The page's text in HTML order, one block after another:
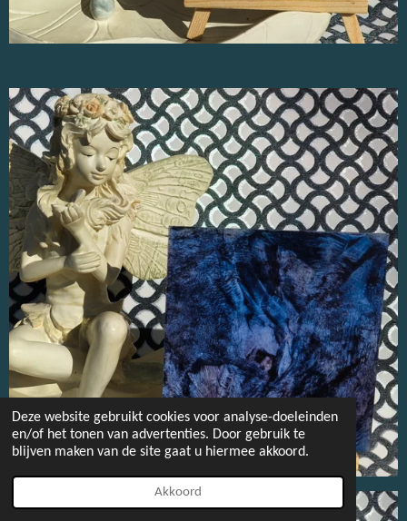
Deze website gebruikt cookies voor analyse-doeleinden
en/of het tonen van advertenties. Door gebruik te
blijven maken van de site gaat u hiermee akkoord.
Akkoord